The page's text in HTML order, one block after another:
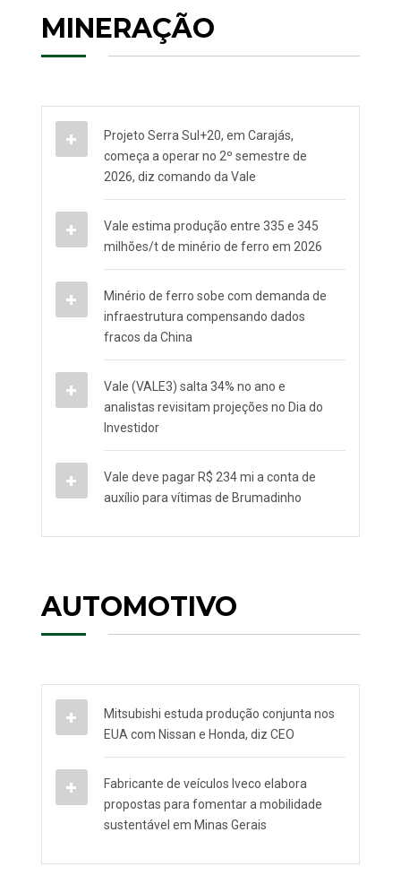
MINERAÇÃO
Projeto Serra Sul+20, em Carajás,
começa a operar no 2º semestre de
2026, diz comando da Vale
Vale estima produção entre 335 e 345
milhões/t de minério de ferro em 2026
Minério de ferro sobe com demanda de
infraestrutura compensando dados
fracos da China
Vale (VALE3) salta 34% no ano e
analistas revisitam projeções no Dia do
Investidor
Vale deve pagar R$ 234 mi a conta de
auxílio para vítimas de Brumadinho
AUTOMOTIVO
Mitsubishi estuda produção conjunta nos
EUA com Nissan e Honda, diz CEO
Fabricante de veículos Iveco elabora
propostas para fomentar a mobilidade
sustentável em Minas Gerais